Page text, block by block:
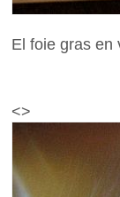
El foie gras en
<>